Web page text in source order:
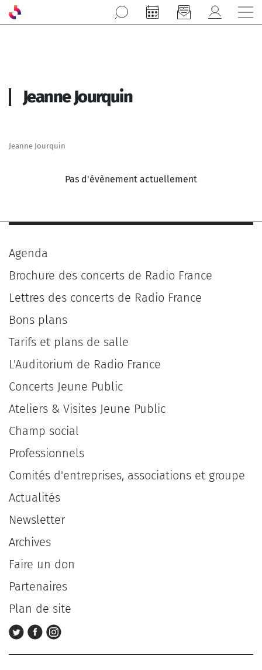
Aller au contenu principal
Jeanne Jourquin
Jeanne Jourquin
Pas d'évènement actuellement
Agenda
Brochure des concerts de Radio France
Lettres des concerts de Radio France
Bons plans
Tarifs et plans de salle
L'Auditorium de Radio France
Concerts Jeune Public
Ateliers & Visites Jeune Public
Champ social
Professionnels
Comités d'entreprises, associations et groupe
Actualités
Newsletter
Archives
Faire un don
Partenaires
Plan de site